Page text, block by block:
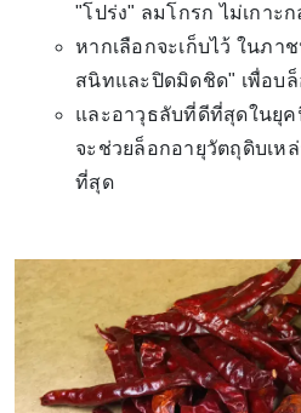
"โปร่ง" ลมโกรก ไม่เกาะก
หากเลือกจะเก็บไว้ ในภา
สนิทและปิดมิดชิด" เพื่อบ
และอาวุธลับที่ดีที่สุดในยุ
จะช่วยล็อกอายุวัตถุดิบเห
ที่สุด